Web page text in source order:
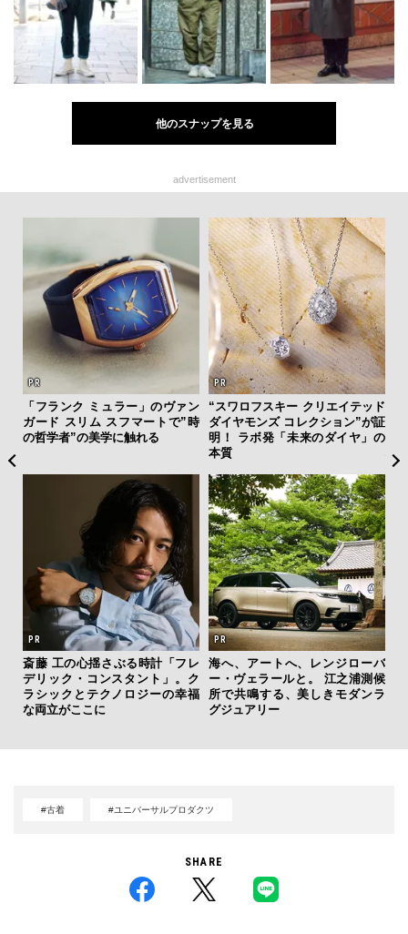
他のスナップを見る
advertisement
「フランク ミュラー」のヴァン
ガード スリム スフマートで”時
の哲学者”の美学に触れる
“スワロフスキー クリエイテッド
ダイヤモンズ コレクション”が証
明！ ラボ発「未来のダイヤ」の
本質
斎藤 工の心揺さぶる時計「フレ
デリック・コンスタント」。ク
ラシックとテクノロジーの幸福
な両立がここに
海へ、アートへ、レンジローバ
ー・ヴェラールと。 江之浦測候
所で共鳴する、美しきモダンラ
グジュアリー
心を
#古着 #ユニバーサルプロダクツ
SHARE